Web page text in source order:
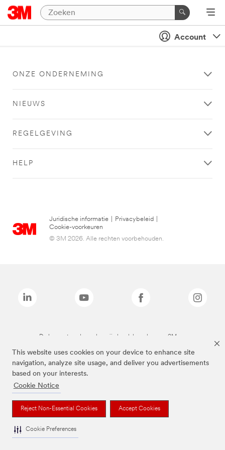
This website uses cookies on your device to enhance site
navigation, analyze site usage, and deliver you advertisements
based on your interests.
Cookie Notice
Reject Non-Essential Cookies Accept Cookies
Cookie Preferences
Account
ONZE ONDERNEMING
NIEUWS
REGELGEVING
HELP
Juridische informatie Privacybeleid
Cookie-voorkeuren
© 3M 2026. Alle rechten voorbehouden.
De bovenstaande merken zijn handelsmerken van 3M.we